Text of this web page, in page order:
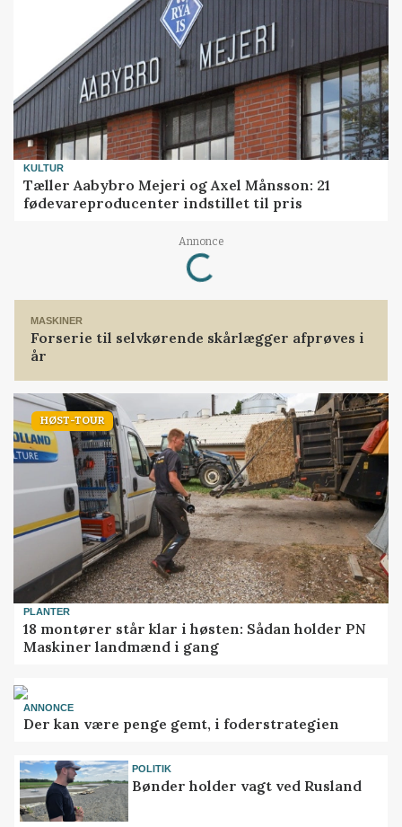
KULTUR
Tæller Aabybro Mejeri og Axel Månsson: 21
fødevareproducenter indstillet til pris
Annonce
Loading...
MASKINER
Forserie til selvkørende skårlægger afprøves i
år
HØST-TOUR
PLANTER
18 montører står klar i høsten: Sådan holder PN
Maskiner landmænd i gang
ANNONCE
Der kan være penge gemt, i foderstrategien
POLITIK
Bønder holder vagt ved Rusland